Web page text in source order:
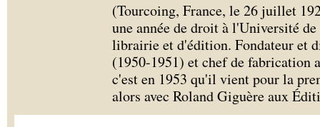
(Tourcoing, France, le 26 juillet
une année de droit à l'Université
librairie et d'édition. Fondateur et
(1950-1951) et chef de fabrication
c'est en 1953 qu'il vient pour la
alors avec Roland Giguère aux